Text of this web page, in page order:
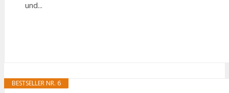
und...
BESTSELLER NR. 6